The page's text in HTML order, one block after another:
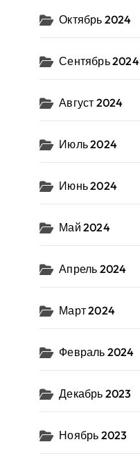
Октябрь 2024
Сентябрь 2024
Август 2024
Июль 2024
Июнь 2024
Май 2024
Апрель 2024
Март 2024
Февраль 2024
Декабрь 2023
Ноябрь 2023